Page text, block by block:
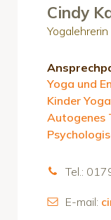
Cindy
Yoga und
Kinder Yoga
Autogenes
Tel.:
E-mail: